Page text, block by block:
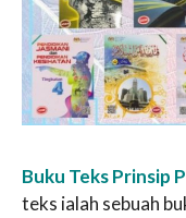
Buku Teks Prinsip
teks ialah sebuah